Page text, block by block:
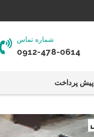
شماره تماس
0912-478-0614
پیش پرداخت